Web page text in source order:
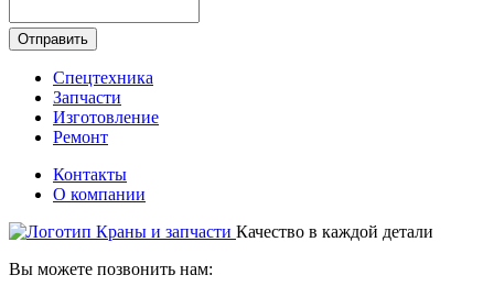
Отправить
Спецтехника
Запчасти
Изготовление
Ремонт
Контакты
О компании
Качество в каждой детали
Вы можете позвонить нам: